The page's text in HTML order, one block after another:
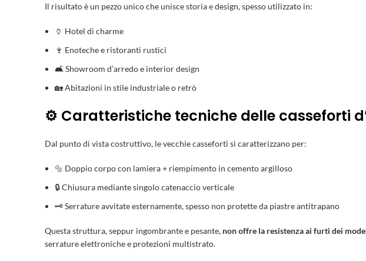
Il risultato è un pezzo unico che unisce storia e design, spesso utilizzato in:
🏺 Hotel di charme
🍷 Enoteche e ristoranti rustici
🛋️ Showroom d’arredo e interior design
🏡 Abitazioni in stile industriale o retrò
⚙️ Caratteristiche tecniche delle casseforti
Dal punto di vista costruttivo, le vecchie casseforti si caratterizzano per:
🔩 Doppio corpo con lamiera + riempimento in cemento argilloso
🔒 Chiusura mediante singolo catenaccio verticale
🗝️ Serrature avvitate esternamente, spesso non protette da piastre antitrapano
Questa struttura, seppur ingombrante e pesante, non offre la resistenza ai furti dei
serrature elettroniche e protezioni multistrato.